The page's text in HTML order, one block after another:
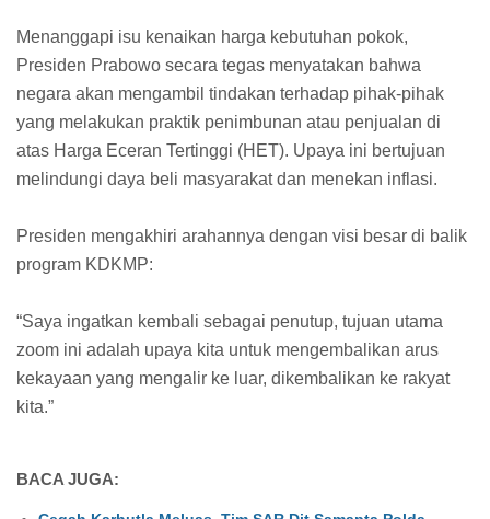
Menanggapi isu kenaikan harga kebutuhan pokok,
Presiden Prabowo secara tegas menyatakan bahwa
negara akan mengambil tindakan terhadap pihak-pihak
yang melakukan praktik penimbunan atau penjualan di
atas Harga Eceran Tertinggi (HET). Upaya ini bertujuan
melindungi daya beli masyarakat dan menekan inflasi.
Presiden mengakhiri arahannya dengan visi besar di balik
program KDKMP:
“Saya ingatkan kembali sebagai penutup, tujuan utama
zoom ini adalah upaya kita untuk mengembalikan arus
kekayaan yang mengalir ke luar, dikembalikan ke rakyat
kita.”
BACA JUGA: